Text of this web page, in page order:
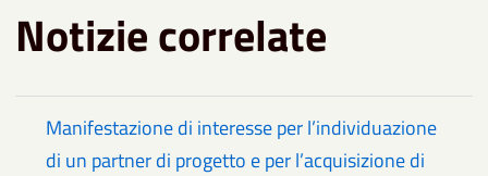
Notizie correlate
Manifestazione di interesse per l’individuazione
di un partner di progetto e per l’acquisizione di